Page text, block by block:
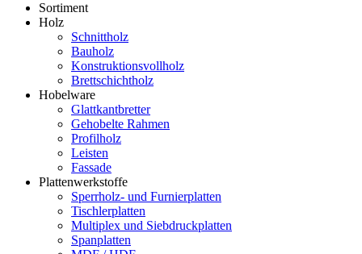
Sortiment
Holz
Schnittholz
Bauholz
Konstruktionsvollholz
Brettschichtholz
Hobelware
Glattkantbretter
Gehobelte Rahmen
Profilholz
Leisten
Fassade
Plattenwerkstoffe
Sperrholz- und Furnierplatten
Tischlerplatten
Multiplex und Siebdruckplatten
Spanplatten